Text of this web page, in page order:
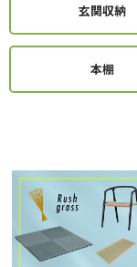
玄関収納
本棚